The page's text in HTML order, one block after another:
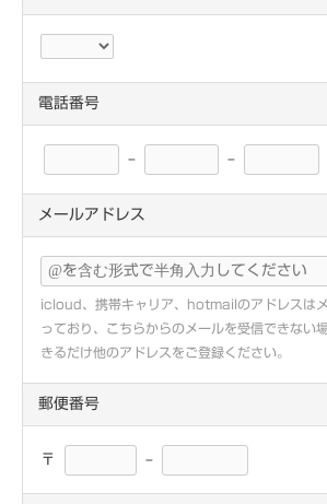
電話番号
– –
メールアドレス
icloud、携帯キャリア、hotmailのアドレスは
っており、こちらからのメールを受信できない
きるだけ他のアドレスをご登録ください。
郵便番号
〒 –